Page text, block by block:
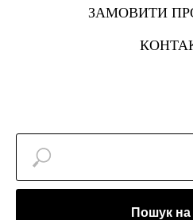
ЗАМОВИТИ
Пошук на